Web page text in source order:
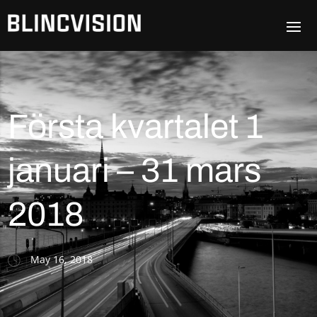
Första kvartalet 1
januari – 31 mars
2018
May 16, 2018